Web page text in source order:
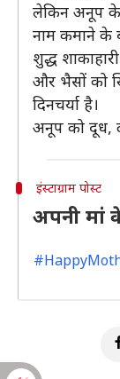
लेकिन अनूप
नाम कमाने के
शुद्ध
और भैसों को
दिनचर्या है।
अनूप को दूध,
इंस्टाग्राम पोस्ट
अपनी मां